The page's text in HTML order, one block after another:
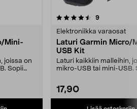
Mini-
joissa on
Sopii
9arvostelut
Elektroniikka varaosat
Laturi Garmin Micro/
USB Kit
Laturi kaikkiin malleihin,
mikro-USB tai mini-USB.
17,90
4.0viidestä